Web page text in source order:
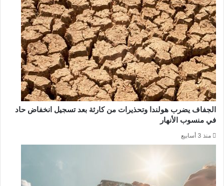
الجفاف يضرب هولندا وتحذيرات من كارثة بعد تسجيل انخفاض حاد
في منسوب الأنهار
منذ 3 أسابيع